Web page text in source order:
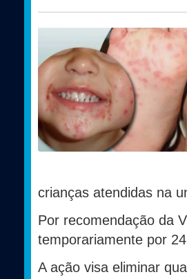
crianças atendidas na
Por recomendação da
temporariamente por
A ação visa eliminar